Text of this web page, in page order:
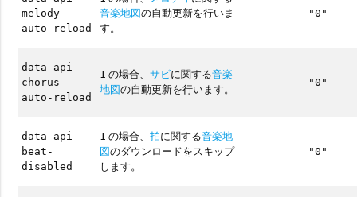
melody-
auto-reload
音楽地図の自動更新を行いま
す。
"0"
data-api-
chorus-
auto-reload
1 の場合、サビに関する音楽
地図の自動更新を行います。
"0"
data-api-
beat-
disabled
1 の場合、拍に関する音楽地
図のダウンロードをスキップ
します。
"0"